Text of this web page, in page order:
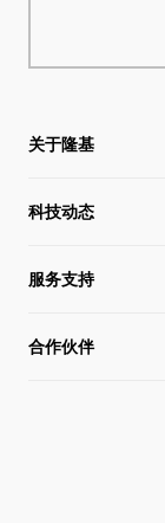
关于隆基
关于隆基
全球化布局
管理层信息
科技动态
硅片价格
行业动态
服务支持
下载中心
合作伙伴